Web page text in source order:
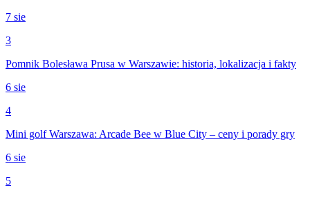
7 sie
3
Pomnik Bolesława Prusa w Warszawie: historia, lokalizacja i fakty
6 sie
4
Mini golf Warszawa: Arcade Bee w Blue City – ceny i porady gry
6 sie
5